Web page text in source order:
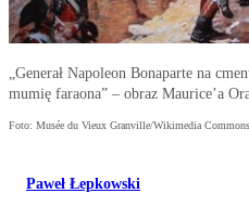
„Generał Napoleon Bonaparte na
mumię faraona” – obraz Maurice’a
Foto: Musée du Vieux Granville/Wikimedia Commons
Paweł Łepkowski